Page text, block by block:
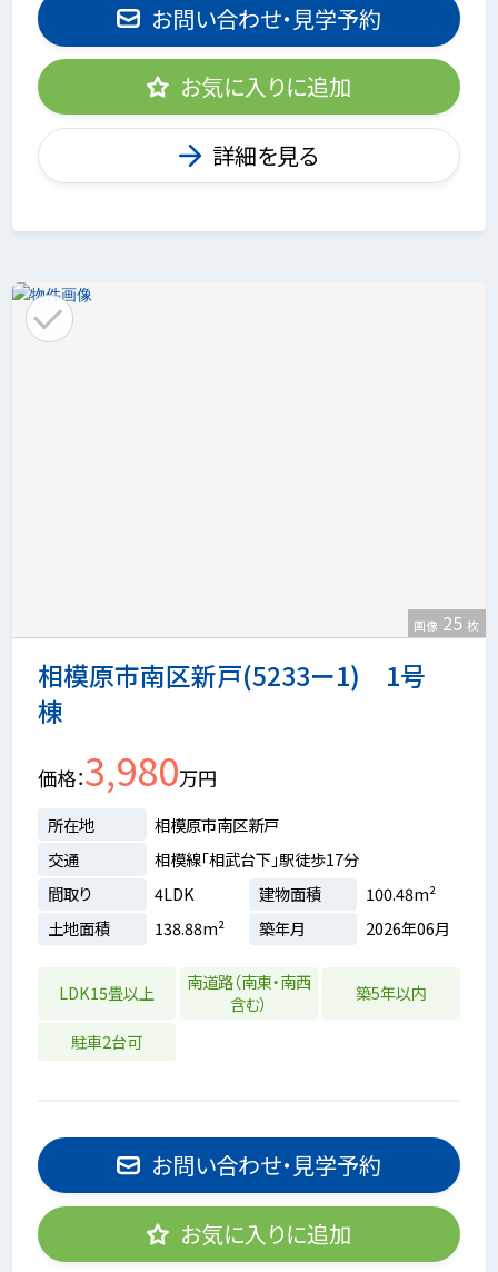
お問い合わせ・見学予約
お気に入りに追加
詳細を見る
相模原市南区新戸(5233ー1) 1号
棟
画像 25 枚
価格 3,980万円
所在地
相模原市南区新戸
交通
相模線「相武台下」駅徒歩17分
間取り
4LDK 建物面積
100.48m²
土地面積
138.88m² 築年月 2026年06月
LDK15畳以上
南道路（南東・南西
含む）
築5年以内
駐車2台可
お問い合わせ・見学予約
お気に入りに追加